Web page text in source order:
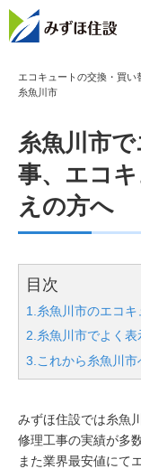
エコキュートの交換・買い
糸魚川市
糸魚川市
事、エコ
えの方へ
目次
1.糸魚川市のエコ
2.糸魚川市でよく
3.これから糸魚川
みずほ住設では糸魚
修理工事の実績が多
また業界最安値にて